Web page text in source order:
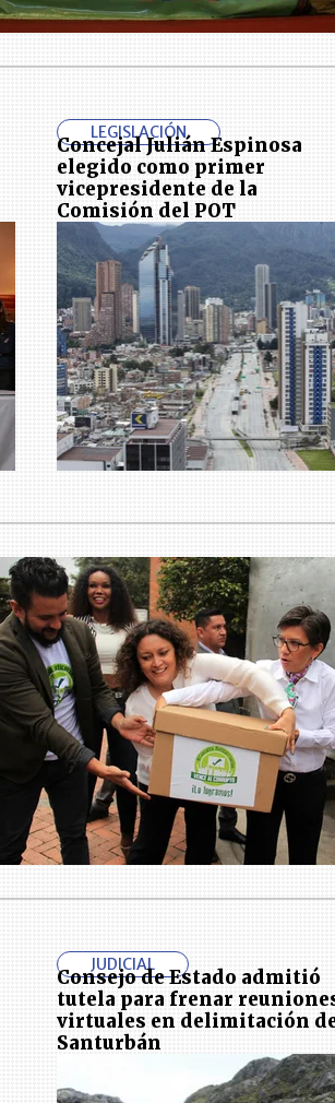
LEGISLACIÓN
Concejal Julián Espinosa
elegido como primer
vicepresidente de la
Comisión del POT
JUDICIAL
Consejo de Estado admitió
tutela para frenar
virtuales en delimitación
Santurbán